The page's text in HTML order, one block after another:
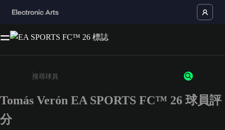
請輸入至少 3 個字元或數字
Tomás Verón EA SPORTS FC™ 26 球員評
分